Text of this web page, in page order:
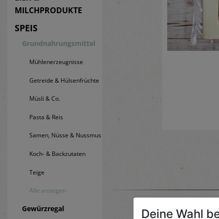
MILCHPRODUKTE
SPEIS
Grundnahrungsmittel
Mühlenerzeugnisse
Getreide & Hülsenfrüchte
Müsli & Co.
Pasta & Reis
Samen, Nüsse & Nussmus
Koch- & Backzutaten
Teige
Alle anzeigen
Gewürzregal
Deine Wahl